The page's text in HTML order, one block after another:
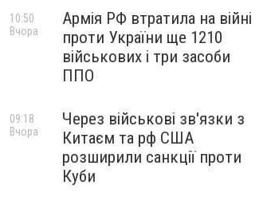
Армія РФ втратила на війні
проти України ще 1210
військових і три засоби
ППО
10:50
Вчора
Через військові зв'язки з
Китаєм та рф США
розширили санкції проти
Куби
09:18
Вчора